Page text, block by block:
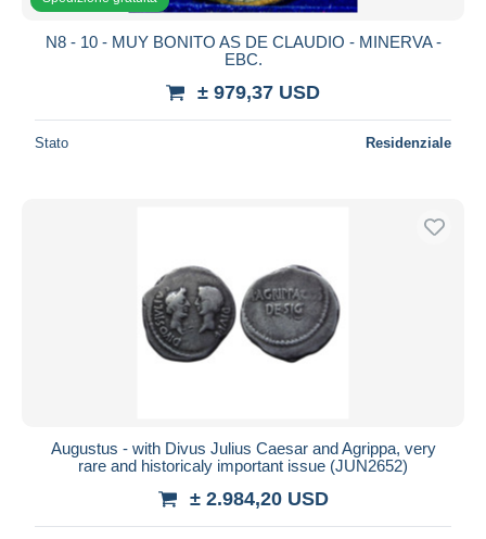
N8 - 10 - MUY BONITO AS DE CLAUDIO - MINERVA -
EBC.
± 979,37 USD
Stato Residenziale
Augustus - with Divus Julius Caesar and Agrippa, very
rare and historicaly important issue (JUN2652)
± 2.984,20 USD